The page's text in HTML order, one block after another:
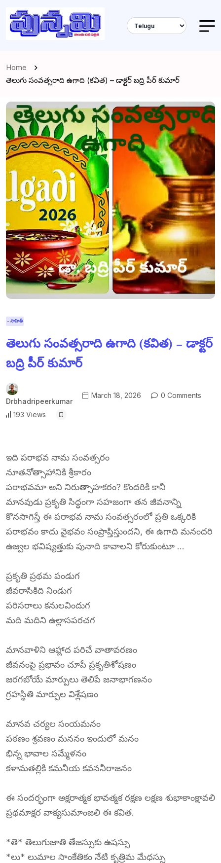
Home
తెలుగు సంవత్సరాది ఉగాది (కవిత) – డాక్టర్ బద్రి పీర్ కుమార్
- సాహితీ
తెలుగు సంవత్సరాది ఉగాది (కవిత) – డాక్టర్
బద్రి పీర్ కుమార్
Drbhadripeerkumar
March 18, 2026 0 Comments
193 Views
ఇది పరాభవ నామ సంవత్సరం
నూతనోత్సాహానికి శ్రీకారం
పరాభవమా అని నిరుత్సాహకరం? కొందరికి కానీ
మానవుడు ప్రకృతి సిద్ధంగా సహజంగా తన జీవనాన్ని
కొనసాగిస్తే ఈ పరాభవ నామ సంవత్సరంలో ప్రతి ఒక్కరికి
పరాభవం కాదు వైభవం సంప్రాప్తిస్తుందని, ఈ ఉగాది మనందరి
ఉజ్వల భవిష్యత్తుకు పునాది కావాలని కోరుకుంటూ …
ప్రకృతి ప్రథమ పండుగ
జీవరాసికిది నిండుగ
పరిసరాలు కనులవిందుగ
మది మదిని ఉల్లాసపరచగ
మానవాళిని ఆహ్లాద పరిచే వాతావరణం
జీవనంపై ప్రభావం చూపే ప్రకృతిశోషణం
జరగబోయే మార్పులు తెలిపే జనాభాగణనం
గ్రహస్థితి మార్పుల విశ్లేషణం
మానవ చర్యల సంయమనం
పఠణం శ్రవణం మననం ఇందులో మనం
భిన్న భావాల సమ్మేళనం
కళామతల్లికి కమనీయ కవననీరాజనం
ఈ సందర్భంగా అక్షరాత్మక భావత్మక రక్షణ లక్షణ శుభాకాంక్షావలి
ప్రథమాక్షర వాక్యసుమాంజలి ఈ కవిత.
*తె* తెలుగుజాతి తేజస్సుకు ఉషస్సు
*లు* లుమాల సాంకేతికం నేటి కృత్రిమ మేధస్సు